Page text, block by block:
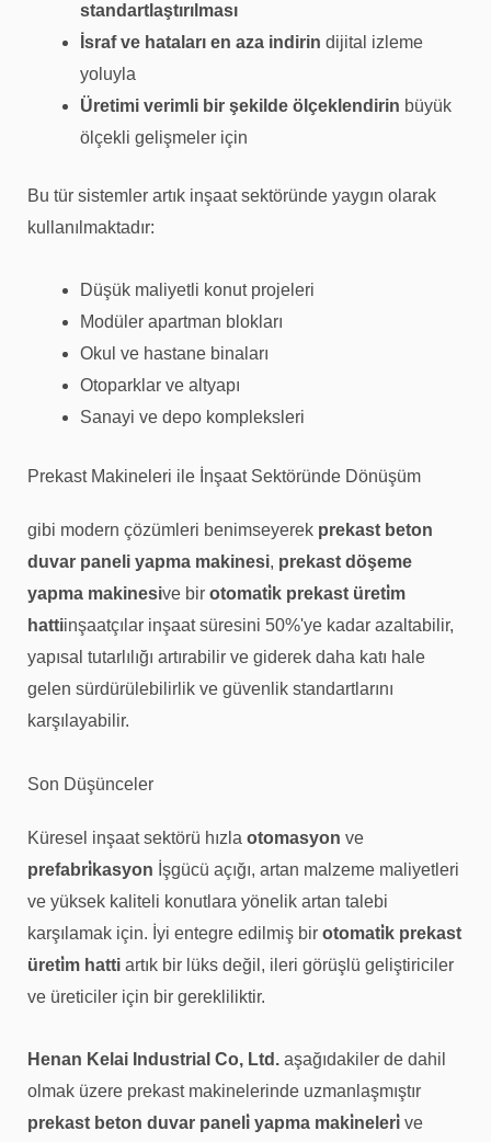
standartlaştırılması
İsraf ve hataları en aza indirin dijital izleme
yoluyla
Üretimi verimli bir şekilde ölçeklendirin büyük
ölçekli gelişmeler için
Bu tür sistemler artık inşaat sektöründe yaygın olarak
kullanılmaktadır:
Düşük maliyetli konut projeleri
Modüler apartman blokları
Okul ve hastane binaları
Otoparklar ve altyapı
Sanayi ve depo kompleksleri
Prekast Makineleri ile İnşaat Sektöründe Dönüşüm
gibi modern çözümleri benimseyerek prekast beton
duvar paneli yapma makinesi, prekast döşeme
yapma makinesive bir otomati̇k prekast üreti̇m
hattiinşaatçılar inşaat süresini 50%'ye kadar azaltabilir,
yapısal tutarlılığı artırabilir ve giderek daha katı hale
gelen sürdürülebilirlik ve güvenlik standartlarını
karşılayabilir.
Son Düşünceler
Küresel inşaat sektörü hızla otomasyon ve
prefabri̇kasyon İşgücü açığı, artan malzeme maliyetleri
ve yüksek kaliteli konutlara yönelik artan talebi
karşılamak için. İyi entegre edilmiş bir otomati̇k prekast
üreti̇m hatti artık bir lüks değil, ileri görüşlü geliştiriciler
ve üreticiler için bir gerekliliktir.
Henan Kelai Industrial Co, Ltd. aşağıdakiler de dahil
olmak üzere prekast makinelerinde uzmanlaşmıştır
prekast beton duvar paneli̇ yapma maki̇neleri̇ ve